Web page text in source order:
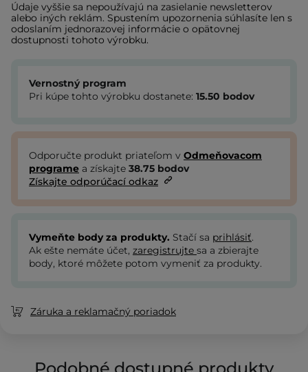
Údaje vyššie sa nepoužívajú na zasielanie newsletterov
alebo iných reklám. Spustením upozornenia súhlasíte len s
odoslaním jednorazovej informácie o opätovnej
dostupnosti tohoto výrobku.
Vernostný program
Pri kúpe tohto výrobku dostanete: 15.50 bodov
Odporučte produkt priateľom v Odmeňovacom
programe a získajte 38.75 bodov
Získajte odporúčací odkaz
Vymeňte body za produkty. Stačí sa prihlásiť.
Ak ešte nemáte účet, zaregistrujte sa a zbierajte
body, ktoré môžete potom vymeniť za produkty.
Záruka a reklamačný poriadok